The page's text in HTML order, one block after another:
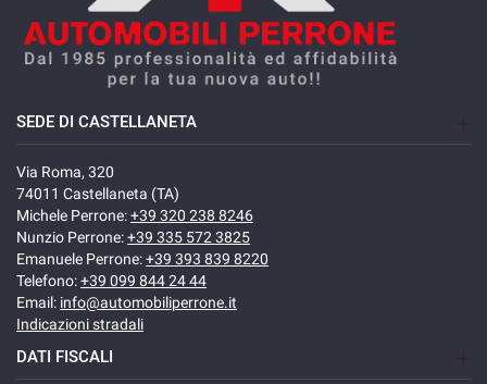
SEDE DI CASTELLANETA
Via Roma, 320
74011 Castellaneta (TA)
Michele Perrone:+39 320 238 8246
Nunzio Perrone:+39 335 572 3825
Emanuele Perrone:+39 393 839 8220
Telefono:+39 099 844 24 44
Email: info@automobiliperrone.it
Indicazioni stradali
DATI FISCALI